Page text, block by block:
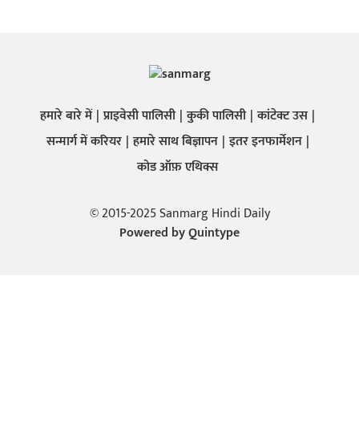
हमारे बारे में प्राइवेसी पालिसी कुकी पालिसी कांटेक्ट उस
सन्मार्ग में करियर हमारे साथ बिज्ञापन इतर इनफार्मेशन
कोड ऑफ़ एथिक्स
© 2015-2025 Sanmarg Hindi Daily
Powered byQuintype